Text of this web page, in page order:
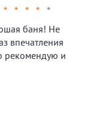
★ ★ ★ ★ ★
баня! Не
впечатления
рекомендую и